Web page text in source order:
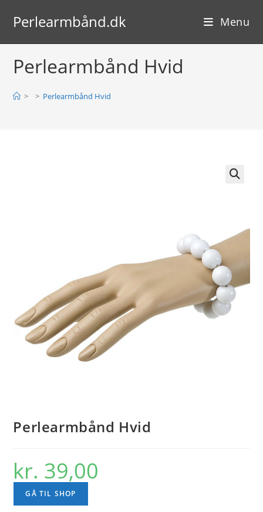
Perlearmbånd.dk Menu
Perlearmbånd Hvid
> > Perlearmbånd Hvid
Perlearmbånd Hvid
kr. 39,00
GÅ TIL SHOP